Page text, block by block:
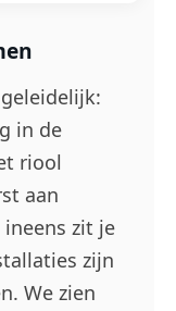
in de
riool
aan
zit je
zijn
We zien